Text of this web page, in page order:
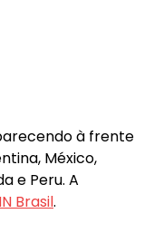
à frente
México,
e Peru. A
Brasil.